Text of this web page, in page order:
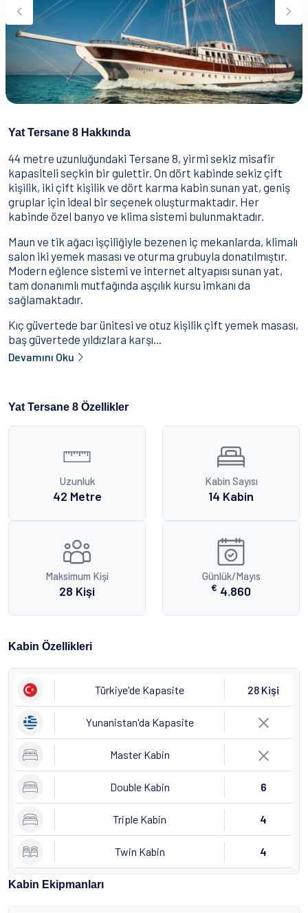
Yeme & İçme
Nasıl Rezervasyon Yapılır?
Şartlar & Koşullar
İletişim
Yat Tersane 8 Hakkında
44 metre uzunluğundaki Tersane 8, yirmi sekiz misafir
kapasiteli seçkin bir gulettir. On dört kabinde sekiz çift
kişilik, iki çift kişilik ve dört karma kabin sunan yat, geniş
gruplar için ideal bir seçenek oluşturmaktadır. Her
kabinde özel banyo ve klima sistemi bulunmaktadır.
Maun ve tik ağacı işçiliğiyle bezenen iç mekanlarda, klimalı
salon iki yemek masası ve oturma grubuyla donatılmıştır.
Modern eğlence sistemi ve internet altyapısı sunan yat,
tam donanımlı mutfağında aşçılık kursu imkanı da
sağlamaktadır.
Kıç güvertede bar ünitesi ve otuz kişilik çift yemek masası,
baş güvertede yıldızlara karşı...
Devamını Oku
Yat Tersane 8 Özellikler
Uzunluk
42 Metre
Kabin Sayısı
14 Kabin
Maksimum Kişi
28 Kişi
Günlük/Mayıs
€ 4.860
Kabin Özellikleri
Türkiye'de Kapasite 28 Kişi
Yunanistan'da Kapasite
Master Kabin
Double Kabin 6
Triple Kabin 4
Twin Kabin 4
Kabin Ekipmanları